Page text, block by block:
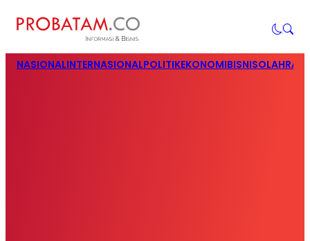
NASIONALINTERNASIONALPOLITIKEKONOMIBISNIS